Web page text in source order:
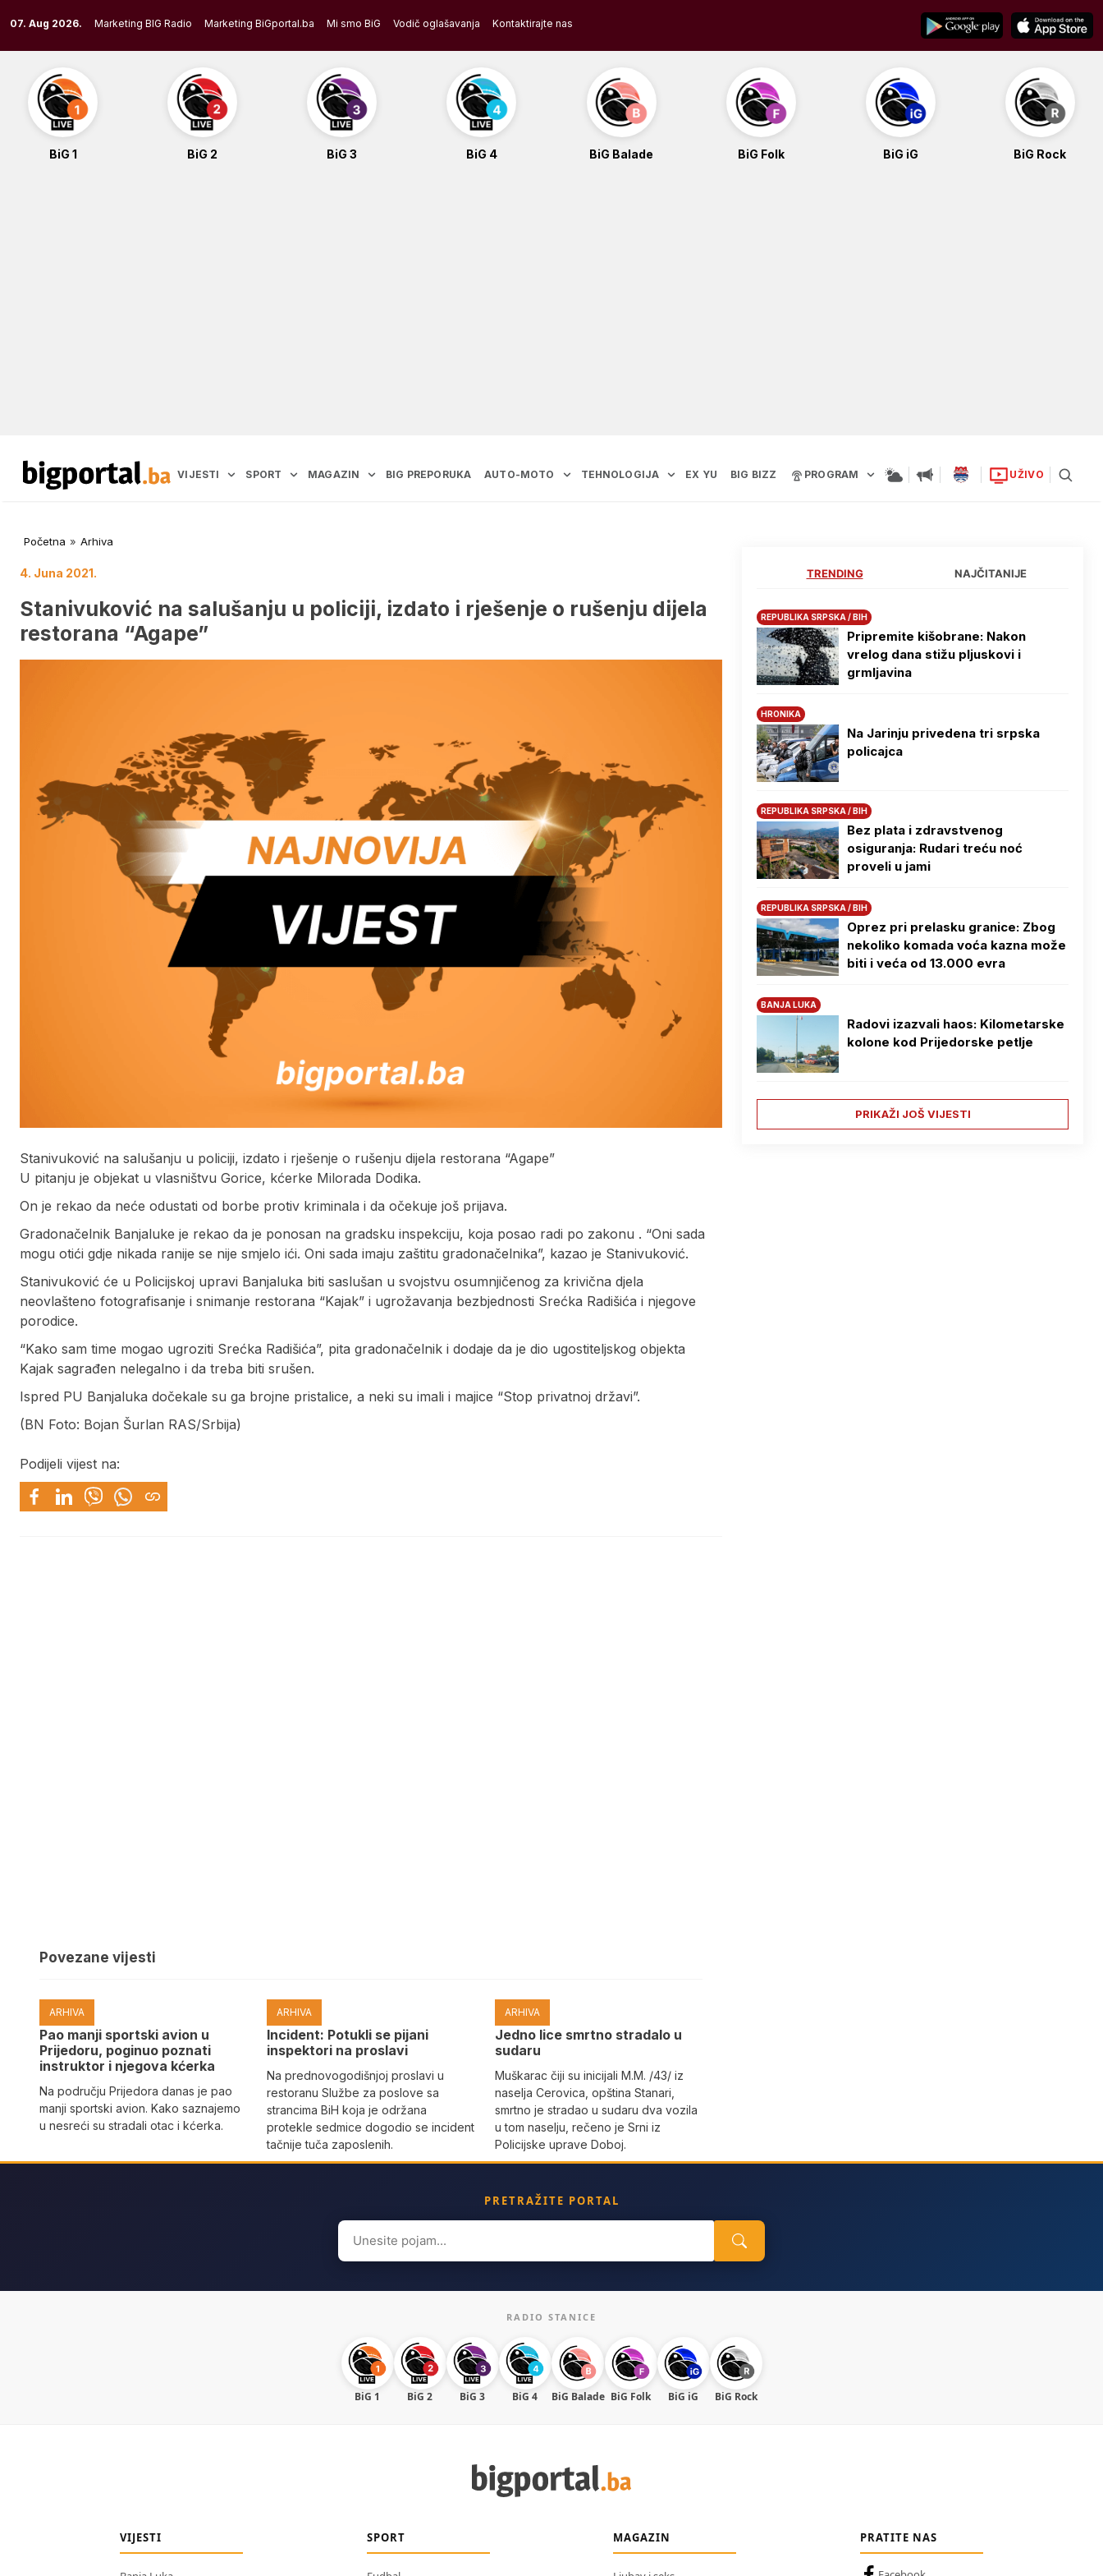
to
content
07. Aug 2026. Marketing BIG Radio Marketing BiGportal.ba Mi smo BiG Vodič oglašavanja Kontaktirajte nas
BiG 1 BiG 2 BiG 3 BiG 4 BiG Balade BiG Folk BiG iG BiG Rock
VIJESTI SPORT MAGAZIN BIG PREPORUKA AUTO-MOTO TEHNOLOGIJA EX YU BIG BIZZ PROGRAM UŽIVO
Početna » Arhiva
4. Juna 2021.
Stanivuković na salušanju u policiji, izdato i rješenje o rušenju dijela
restorana “Agape”
Stanivuković na salušanju u policiji, izdato i rješenje o rušenju dijela restorana “Agape”
U pitanju je objekat u vlasništvu Gorice, kćerke Milorada Dodika.
On je rekao da neće odustati od borbe protiv kriminala i da očekuje još prijava.
Gradonačelnik Banjaluke je rekao da je ponosan na gradsku inspekciju, koja posao radi po zakonu . “Oni sada
mogu otići gdje nikada ranije se nije smjelo ići. Oni sada imaju zaštitu gradonačelnika”, kazao je Stanivuković.
Stanivuković će u Policijskoj upravi Banjaluka biti saslušan u svojstvu osumnjičenog za krivična djela
neovlašteno fotografisanje i snimanje restorana “Kajak” i ugrožavanja bezbjednosti Srećka Radišića i njegove
porodice.
“Kako sam time mogao ugroziti Srećka Radišića”, pita gradonačelnik i dodaje da je dio ugostiteljskog objekta
Kajak sagrađen nelegalno i da treba biti srušen.
Ispred PU Banjaluka dočekale su ga brojne pristalice, a neki su imali i majice “Stop privatnoj državi”.
(BN Foto: Bojan Šurlan RAS/Srbija)
Podijeli vijest na:
Povezane vijesti
ARHIVA
Pao manji sportski avion u
Prijedoru, poginuo poznati
instruktor i njegova kćerka
Na području Prijedora danas je pao
manji sportski avion. Kako saznajemo
u nesreći su stradali otac i kćerka.
ARHIVA
Incident: Potukli se pijani
inspektori na proslavi
Na prednovogodišnjoj proslavi u
restoranu Službe za poslove sa
strancima BiH koja je održana
protekle sedmice dogodio se incident
tačnije tuča zaposlenih.
ARHIVA
Јedno lice smrtno stradalo u
sudaru
Muškarac čiji su inicijali M.M. /43/ iz
naselja Cerovica, opština Stanari,
smrtno je stradao u sudaru dva vozila
u tom naselju, rečeno je Srni iz
Policijske uprave Doboj.
TRENDING NAJČITANIJE
REPUBLIKA SRPSKA / BIH
Pripremite kišobrane: Nakon
vrelog dana stižu pljuskovi i
grmljavina
HRONIKA
Na Јarinju privedena tri srpska
policajca
REPUBLIKA SRPSKA / BIH
Bez plata i zdravstvenog
osiguranja: Rudari treću noć
proveli u jami
REPUBLIKA SRPSKA / BIH
Oprez pri prelasku granice: Zbog
nekoliko komada voća kazna može
biti i veća od 13.000 evra
BANJA LUKA
Radovi izazvali haos: Kilometarske
kolone kod Prijedorske petlje
PRIKAŽI JOŠ VIJESTI
PRETRAŽITE PORTAL
Search
for:
RADIO STANICE
BiG 1 BiG 2 BiG 3 BiG 4 BiG Balade BiG Folk BiG iG BiG Rock
VIJESTI SPORT MAGAZIN PRATITE NAS